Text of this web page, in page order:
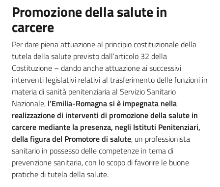
Promozione della salute in
carcere
Per dare piena attuazione al principio costituzionale della
tutela della salute previsto dall’articolo 32 della
Costituzione – dando anche attuazione ai successivi
interventi legislativi relativi al trasferimento delle funzioni in
materia di sanità penitenziaria al Servizio Sanitario
Nazionale, l’Emilia-Romagna si è impegnata nella
realizzazione di interventi di promozione della salute in
carcere mediante la presenza, negli Istituti Penitenziari,
della figura del Promotore di salute, un professionista
sanitario in possesso delle competenze in tema di
prevenzione sanitaria, con lo scopo di favorire le buone
pratiche di tutela della salute.